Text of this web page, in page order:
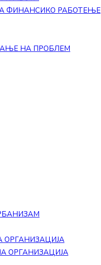
ФИНАНСИКО РАБОТЕЊЕ
НА ПРОБЛЕМ
ОРГАНИЗАЦИЈА